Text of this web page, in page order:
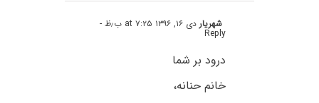
شهریاردی ۱۶, ۱۳۹۶ at ۷:۲۵ ب٫ظ -
Reply
درود بر شما
خانم حنانه،